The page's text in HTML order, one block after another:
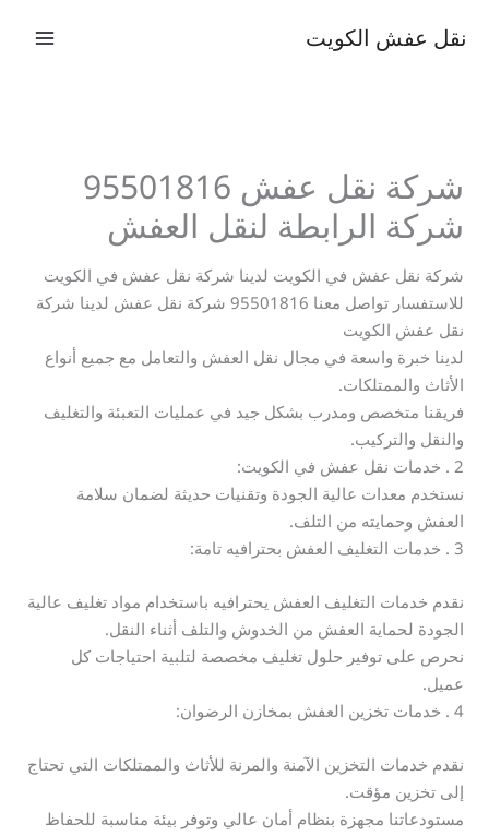
نقل عفش الكويت
شركة نقل عفش 95501816
شركة الرابطة لنقل العفش
شركة نقل عفش في الكويت لدينا شركة نقل عفش في الكويت
للاستفسار تواصل معنا 95501816 شركة نقل عفش لدينا شركة
نقل عفش الكويت
لدينا خبرة واسعة في مجال نقل العفش والتعامل مع جميع أنواع
الأثاث والممتلكات.
فريقنا متخصص ومدرب بشكل جيد في عمليات التعبئة والتغليف
والنقل والتركيب.
2 . خدمات نقل عفش في الكويت:
نستخدم معدات عالية الجودة وتقنيات حديثة لضمان سلامة
العفش وحمايته من التلف.
3 . خدمات التغليف العفش بحترافيه تامة:
نقدم خدمات التغليف العفش يحترافيه باستخدام مواد تغليف عالية
الجودة لحماية العفش من الخدوش والتلف أثناء النقل.
نحرص على توفير حلول تغليف مخصصة لتلبية احتياجات كل
عميل.
4 . خدمات تخزين العفش بمخازن الرضوان:
نقدم خدمات التخزين الآمنة والمرنة للأثاث والممتلكات التي تحتاج
إلى تخزين مؤقت.
مستودعاتنا مجهزة بنظام أمان عالي وتوفر بيئة مناسبة للحفاظ